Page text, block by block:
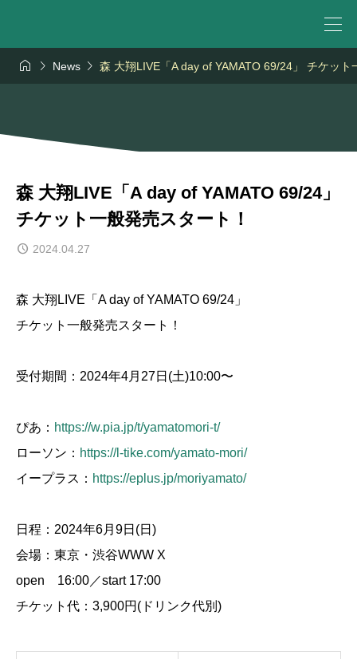
  News  森 大翔LIVE「A day of YAMATO 69/24」 チケット
森 大翔LIVE「A day of YAMATO 69/24」
チケット一般発売スタート！
2024.04.27
森 大翔LIVE「A day of YAMATO 69/24」
チケット一般発売スタート！
受付期間：2024年4月27日(土)10:00〜
ぴあ： https://w.pia.jp/t/yamatomori-t/
ローソン： https://l-tike.com/yamato-mori/
イープラス： https://eplus.jp/moriyamato/
日程：2024年6月9日(日)
会場：東京・渋谷WWW X
open 16:00／start 17:00
チケット代：3,900円(ドリンク代別)